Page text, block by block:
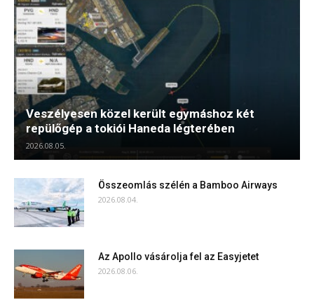
Veszélyesen közel került egymáshoz két
repülőgép a tokiói Haneda légterében
2026.08.05.
Összeomlás szélén a Bamboo Airways
2026.08.04.
Az Apollo vásárolja fel az Easyjetet
2026.08.06.